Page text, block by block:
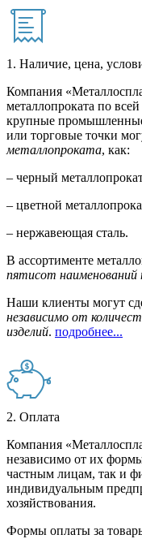
1. Наличие, цена,
Компания
металлопроката по
крупные
или торговые точки
металлопроката, как:
– черный
– цветной
– нержавеющая сталь.
В ассортименте
пятисот наименований
Наши клиенты могут
независимо от
изделий. подробнее...
2. Оплата
Компания
независимо от их
частным лицам, так и
индивидуальным
хозяйствования.
Формы оплаты за